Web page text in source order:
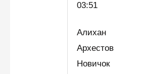
03:51
Алихан
Архестов
Новичок